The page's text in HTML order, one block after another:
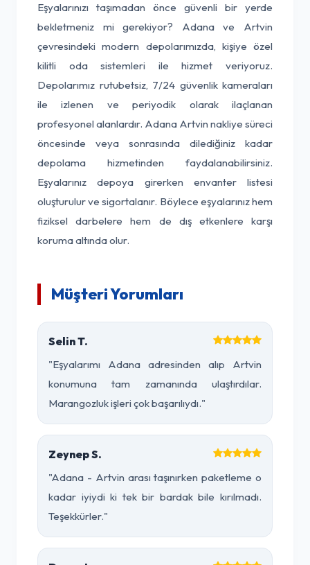
Eşyalarınızı taşımadan önce güvenli bir yerde
bekletmeniz mi gerekiyor? Adana ve Artvin
çevresindeki modern depolarımızda, kişiye özel
kilitli oda sistemleri ile hizmet veriyoruz.
Depolarımız rutubetsiz, 7/24 güvenlik kameraları
ile izlenen ve periyodik olarak ilaçlanan
profesyonel alanlardır. Adana Artvin nakliye süreci
öncesinde veya sonrasında dilediğiniz kadar
depolama hizmetinden faydalanabilirsiniz.
Eşyalarınız depoya girerken envanter listesi
oluşturulur ve sigortalanır. Böylece eşyalarınız hem
fiziksel darbelere hem de dış etkenlere karşı
koruma altında olur.
Müşteri Yorumları
Selin T.
"Eşyalarımı Adana adresinden alıp Artvin
konumuna tam zamanında ulaştırdılar.
Marangozluk işleri çok başarılıydı."
Zeynep S.
"Adana - Artvin arası taşınırken paketleme o
kadar iyiydi ki tek bir bardak bile kırılmadı.
Teşekkürler."